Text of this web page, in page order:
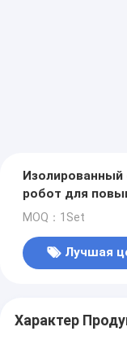
робот для
уплотнения и
MOQ：1Set
Лучшая
Характер